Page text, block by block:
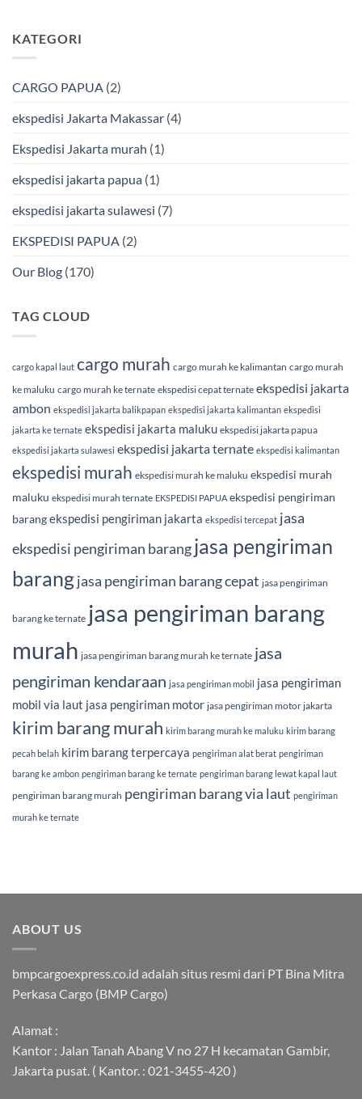
Bmp
Cargo
Laut
Bersama
&
pada
Ekspedisi
Laut
BMP
KATEGORI
CARGO PAPUA (2)
ekspedisi Jakarta Makassar (4)
Ekspedisi Jakarta murah (1)
ekspedisi jakarta papua (1)
ekspedisi jakarta sulawesi (7)
EKSPEDISI PAPUA (2)
Our Blog (170)
TAG CLOUD
cargo kapal laut cargo murah cargo murah ke kalimantan cargo murah
ke maluku cargo murah ke ternate ekspedisi cepat ternate ekspedisi jakarta
ambon ekspedisi jakarta balikpapan ekspedisi jakarta kalimantan ekspedisi
jakarta ke ternate ekspedisi jakarta maluku ekspedisi jakarta papua
ekspedisi jakarta sulawesi ekspedisi jakarta ternate ekspedisi kalimantan
ekspedisi murah ekspedisi murah ke maluku ekspedisi murah
maluku ekspedisi murah ternate EKSPEDISI PAPUA ekspedisi pengiriman
barangekspedisi pengiriman jakarta ekspedisi tercepat jasa
ekspedisi pengiriman barangjasa pengiriman
barangjasa pengiriman barang cepat jasa pengiriman
barang ke ternate jasa pengiriman barang
murah jasa pengiriman barang murah ke ternate jasa
pengiriman kendaraan jasa pengiriman mobil jasa pengiriman
mobil via laut jasa pengiriman motor jasa pengiriman motor jakarta
kirim barang murah kirim barang murah ke maluku kirim barang
pecah belah kirim barang terpercaya pengiriman alat berat pengiriman
barang ke ambon pengiriman barang ke ternate pengiriman barang lewat kapal laut
pengiriman barang murah pengiriman barang via laut pengiriman
murah ke ternate
ABOUT US
bmpcargoexpress.co.id adalah situs resmi dari PT Bina Mitra
Perkasa Cargo (BMP Cargo)
Alamat :
Kantor : Jalan Tanah Abang V no 27 H kecamatan Gambir,
Jakarta pusat. ( Kantor. : 021-3455-420 )